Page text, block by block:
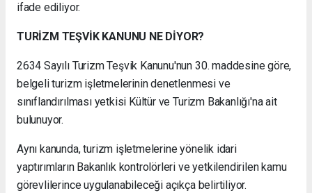
ifade ediliyor.
TURİZM TEŞVİK KANUNU NE DİYOR?
2634 Sayılı Turizm Teşvik Kanunu'nun 30. maddesine göre,
belgeli turizm işletmelerinin denetlenmesi ve
sınıflandırılması yetkisi Kültür ve Turizm Bakanlığı'na ait
bulunuyor.
Aynı kanunda, turizm işletmelerine yönelik idari
yaptırımların Bakanlık kontrolörleri ve yetkilendirilen kamu
görevlilerince uygulanabileceği açıkça belirtiliyor.